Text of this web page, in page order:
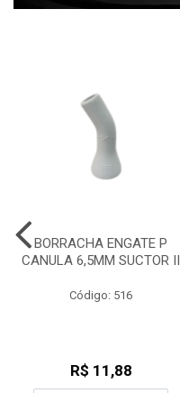
BORRACHA ENGATE P
CANULA 6,5MM SUCTOR II
Código: 516
R$ 11,88